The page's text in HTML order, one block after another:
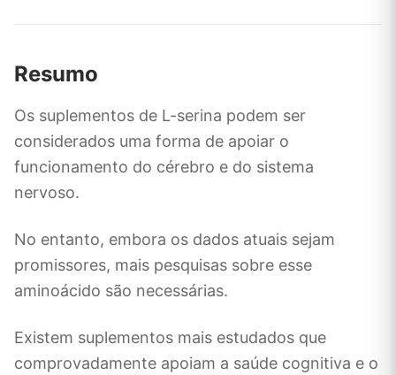
Resumo
Os suplementos de L-serina podem ser
considerados uma forma de apoiar o
funcionamento do cérebro e do sistema
nervoso.
No entanto, embora os dados atuais sejam
promissores, mais pesquisas sobre esse
aminoácido são necessárias.
Existem suplementos mais estudados que
comprovadamente apoiam a saúde cognitiva e o